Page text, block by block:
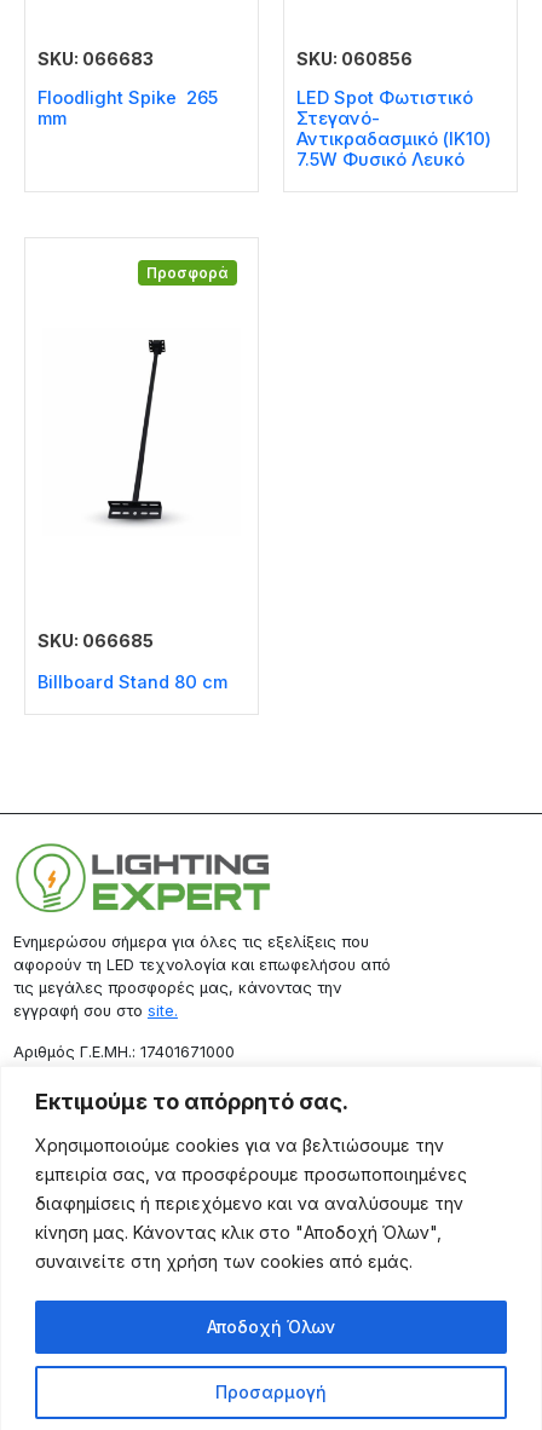
Εκτιμούμε το απόρρητό σας.
Χρησιμοποιούμε cookies για να βελτιώσουμε την
εμπειρία σας, να προσφέρουμε προσωποποιημένες
διαφημίσεις ή περιεχόμενο και να αναλύσουμε την
κίνηση μας. Κάνοντας κλικ στο "Αποδοχή Όλων",
συναινείτε στη χρήση των cookies από εμάς.
Προσαρμογή
Αποδοχή Όλων
SKU: 066683
Floodlight Spike 265
mm
SKU: 060856
LED Spot Φωτιστικό
Στεγανό-
Αντικραδασμικό (IK10)
7.5W Φυσικό Λευκό
Προσφορά
SKU: 066685
Billboard Stand 80 cm
Ενημερώσου σήμερα για όλες τις εξελίξεις που
αφορούν τη LED τεχνολογία και επωφελήσου από
τις μεγάλες προσφορές μας, κάνοντας την
εγγραφή σου στο site.
Aριθμός Γ.Ε.ΜΗ.: 17401671000
Επικοινωνία
Ρόδου 133, Αθήνα 10443
(+30) 211 725 5427
sales@lightingexpert.gr
Χρήσιμες Σελίδες
Προϊόντα